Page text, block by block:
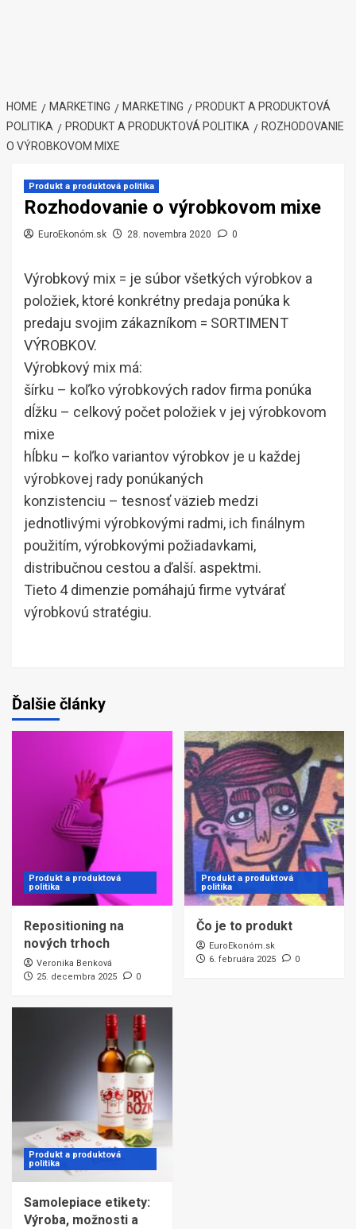
HOME MARKETING MARKETING
PRODUKT A PRODUKTOVÁ
POLITIKA
PRODUKT A PRODUKTOVÁ POLITIKA
ROZHODOVANIE
O VÝROBKOVOM MIXE
Produkt a produktová politika
Rozhodovanie o výrobkovom mixe
EuroEkonóm.sk 28. novembra 2020 0
Výrobkový mix = je súbor všetkých výrobkov a
položiek, ktoré konkrétny predaja ponúka k
predaju svojim zákazníkom = SORTIMENT
VÝROBKOV.
Výrobkový mix má:
šírku – koľko výrobkových radov firma ponúka
dĺžku – celkový počet položiek v jej výrobkovom
mixe
hĺbku – koľko variantov výrobkov je u každej
výrobkovej rady ponúkaných
konzistenciu – tesnosť väzieb medzi
jednotlivými výrobkovými radmi, ich finálnym
použitím, výrobkovými požiadavkami,
distribučnou cestou a ďalší. aspektmi.
Tieto 4 dimenzie pomáhajú firme vytvárať
výrobkovú stratégiu.
Ďalšie články
Produkt a produktová
politika
Repositioning na
nových trhoch
Veronika Benková
25. decembra 2025
0
Produkt a produktová
politika
Čo je to produkt
EuroEkonóm.sk
6. februára 2025
0
Produkt a produktová
politika
Samolepiace etikety:
Výroba, možnosti a